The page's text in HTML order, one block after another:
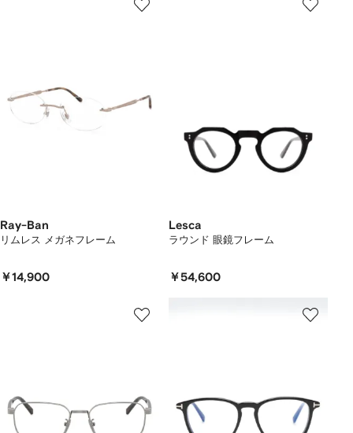
Ray-Ban
リムレス メガネフレーム
￥14,900
Lesca
ラウンド 眼鏡フレーム
￥54,600